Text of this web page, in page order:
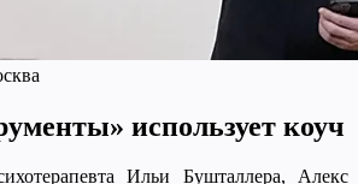
использует коуч
Ильи Бушталлера, Алекс